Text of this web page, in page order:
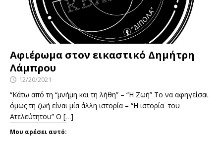
Αφιέρωμα στον εικαστικό Δημήτρη
Λάμπρου
12/20/2021
“Κάτω από τη “μνήμη και τη λήθη” – “Η Ζωή” Το να αφηγείσαι
όμως τη ζωή είναι μία άλλη ιστορία – “Η ιστορία του
Ατελεύτητου” Ο […]
Μου αρέσει αυτό: